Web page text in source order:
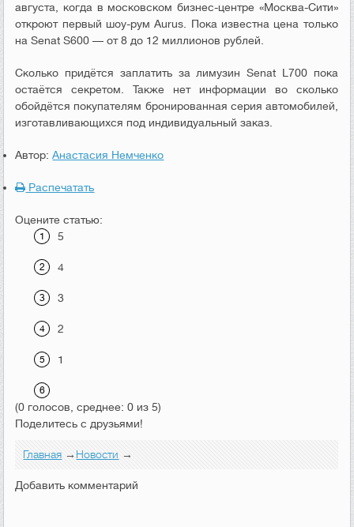
августа, когда в московском бизнес-центре «Москва-Сити»
откроют первый шоу-рум Aurus. Пока известна цена только
на Senat S600 — от 8 до 12 миллионов рублей.
Сколько придётся заплатить за лимузин Senat L700 пока
остаётся секретом. Также нет информации во сколько
обойдётся покупателям бронированная серия автомобилей,
изготавливающихся под индивидуальный заказ.
Автор:Анастасия Немченко
Распечатать
Оцените статью:
5
4
3
2
1
(0 голосов, среднее: 0 из 5)
Поделитесь с друзьями!
Главная →Новости →
Добавить комментарий